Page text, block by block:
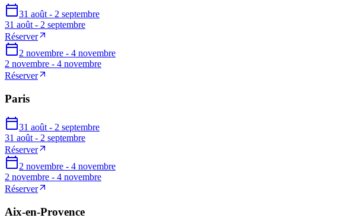
31 août - 2 septembre
31 août - 2 septembre
Réserver
2 novembre - 4 novembre
2 novembre - 4 novembre
Réserver
Paris
31 août - 2 septembre
31 août - 2 septembre
Réserver
2 novembre - 4 novembre
2 novembre - 4 novembre
Réserver
Aix-en-Provence